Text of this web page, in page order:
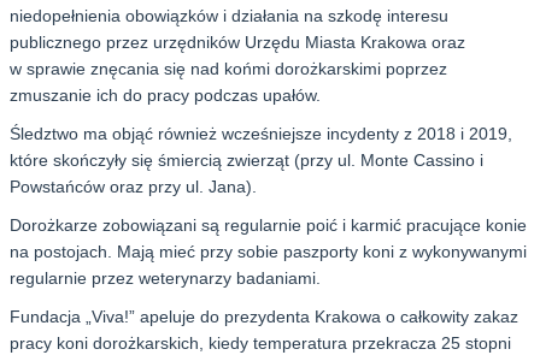
niedopełnienia obowiązków i działania na szkodę interesu
publicznego przez urzędników Urzędu Miasta Krakowa oraz
w sprawie znęcania się nad końmi dorożkarskimi poprzez
zmuszanie ich do pracy podczas upałów.
Śledztwo ma objąć również wcześniejsze incydenty z 2018 i 2019,
które skończyły się śmiercią zwierząt (przy ul. Monte Cassino i
Powstańców oraz przy ul. Jana).
Dorożkarze zobowiązani są regularnie poić i karmić pracujące konie
na postojach. Mają mieć przy sobie paszporty koni z wykonywanymi
regularnie przez weterynarzy badaniami.
Fundacja „Viva!” apeluje do prezydenta Krakowa o całkowity zakaz
pracy koni dorożkarskich, kiedy temperatura przekracza 25 stopni